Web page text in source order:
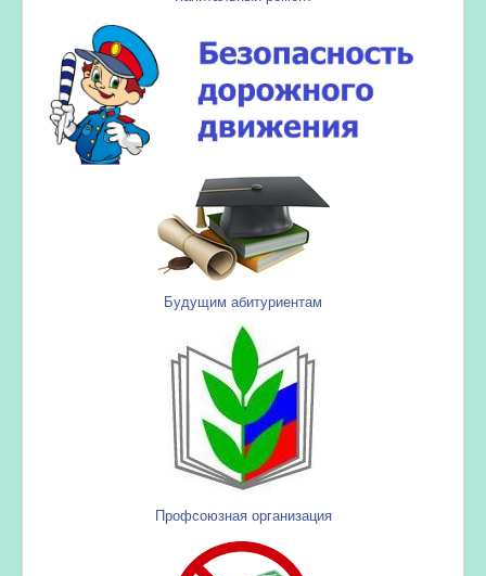
Будущим абитуриентам
Профсоюзная организация